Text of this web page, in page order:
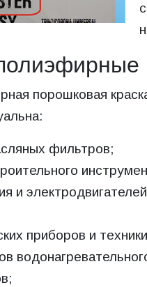
порошковая
фильтров;
и
приборов и